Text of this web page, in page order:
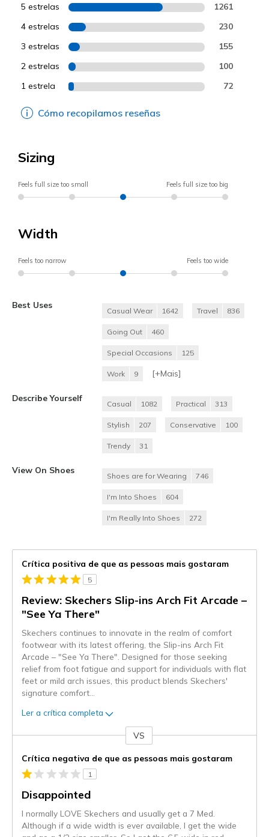
5 estrelas 1261
4 estrelas 230
3 estrelas 155
2 estrelas 100
1 estrela 72
Cómo recopilamos reseñas
Sizing
Feels full size too small Feels full size too big
Width
Feels too narrow Feels too wide
Best Uses
Casual Wear 1642 Travel 836
Going Out 460
Special Occasions 125
Work 9 [+Mais]
Describe Yourself
Casual 1082 Practical 313
Stylish 207 Conservative 100
Trendy 31
View On Shoes
Shoes are for Wearing 746
I'm Into Shoes 604
I'm Really Into Shoes 272
Crítica positiva de que as pessoas mais gostaram
5
Review: Skechers Slip-ins Arch Fit Arcade –
"See Ya There"
Skechers continues to innovate in the realm of comfort
footwear with its latest offering, the Slip-ins Arch Fit
Arcade – "See Ya There". Designed for those seeking
relief from foot fatigue and support for individuals with flat
feet or mild arch issues, this product blends Skechers'
signature comfort
Ler a crítica completa
VS
Crítica negativa de que as pessoas mais gostaram
1
Disappointed
I normally LOVE Skechers and usually get a 7 Med.
Although if a wide width is ever available, I get the wide